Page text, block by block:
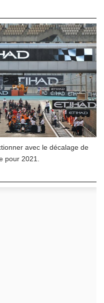
avec le décalage de
pour 2021.